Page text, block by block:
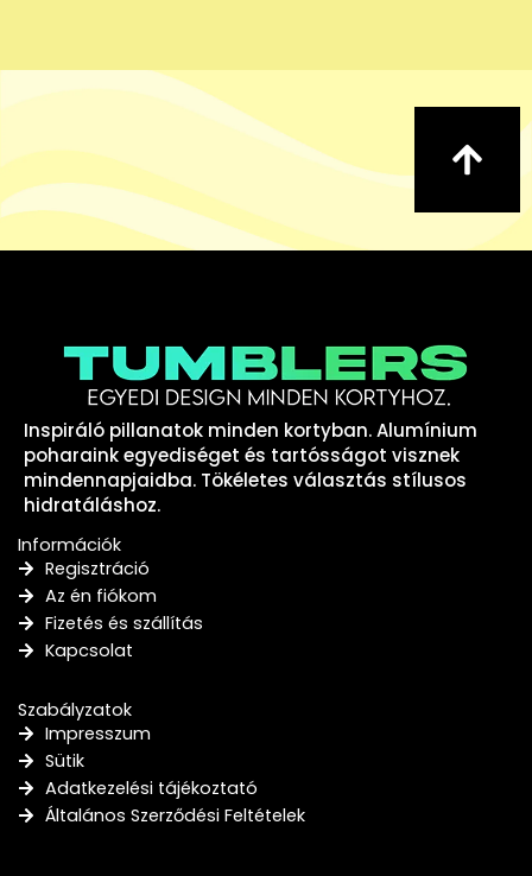
Inspiráló pillanatok minden kortyban. Alumínium
poharaink egyediséget és tartósságot visznek
mindennapjaidba. Tökéletes választás stílusos
hidratáláshoz.
Információk
Regisztráció
Az én fiókom
Fizetés és szállítás
Kapcsolat
Szabályzatok
Impresszum
Sütik
Adatkezelési tájékoztató
Általános Szerződési Feltételek